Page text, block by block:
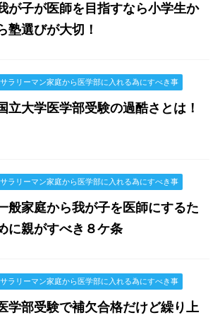
が子が医師を目指すなら小学生か
塾選びが大切！
サラリーマン家庭から医学部に入れる為にすべき事
立大学医学部受験の過酷さとは！
サラリーマン家庭から医学部に入れる為にすべき事
般家庭から我が子を医師にするた
に親がすべき８ケ条
サラリーマン家庭から医学部に入れる為にすべき事
学部受験で補欠合格だけど繰り上